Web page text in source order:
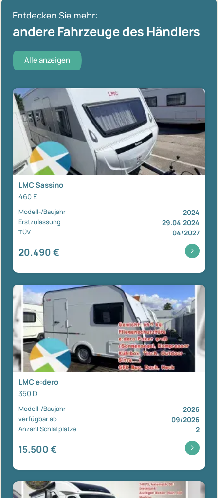
Entdecken Sie mehr:
andere Fahrzeuge des Händlers
Alle anzeigen
LMC Sassino
460 E
Modell-/Baujahr 2024
Erstzulassung 29.04.2024
TÜV 04/2027
20.490 €
LMC e:dero
350 D
Modell-/Baujahr 2026
verfügbar ab 09/2026
Anzahl Schlafplätze 2
15.500 €